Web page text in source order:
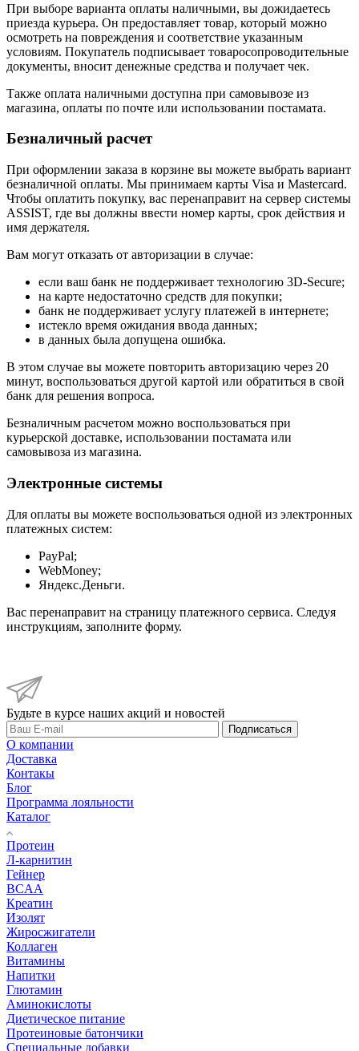
При выборе варианта оплаты наличными, вы дожидаетесь
приезда курьера. Он предоставляет товар, который можно
осмотреть на повреждения и соответствие указанным
условиям. Покупатель подписывает товаросопроводительные
документы, вносит денежные средства и получает чек.
Также оплата наличными доступна при самовывозе из
магазина, оплаты по почте или использовании постамата.
Безналичный расчет
При оформлении заказа в корзине вы можете выбрать вариант
безналичной оплаты. Мы принимаем карты Visa и Mastercard.
Чтобы оплатить покупку, вас перенаправит на сервер системы
ASSIST, где вы должны ввести номер карты, срок действия и
имя держателя.
Вам могут отказать от авторизации в случае:
если ваш банк не поддерживает технологию 3D-Secure;
на карте недостаточно средств для покупки;
банк не поддерживает услугу платежей в интернете;
истекло время ожидания ввода данных;
в данных была допущена ошибка.
В этом случае вы можете повторить авторизацию через 20
минут, воспользоваться другой картой или обратиться в свой
банк для решения вопроса.
Безналичным расчетом можно воспользоваться при
курьерской доставке, использовании постамата или
самовывоза из магазина.
Электронные системы
Для оплаты вы можете воспользоваться одной из электронных
платежных систем:
PayPal;
WebMoney;
Яндекс.Деньги.
Вас перенаправит на страницу платежного сервиса. Следуя
инструкциям, заполните форму.
Будьте в курсе наших акций и новостей
Подписаться
О компании
Доставка
Контакы
Блог
Программа лояльности
Каталог
Протеин
Л-карнитин
Гейнер
BCAA
Креатин
Изолят
Жиросжигатели
Коллаген
Витамины
Напитки
Глютамин
Аминокислоты
Диетическое питание
Протеиновые батончики
Специальные добавки